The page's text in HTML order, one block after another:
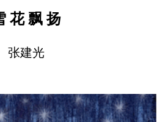
花 飘 扬
张建光